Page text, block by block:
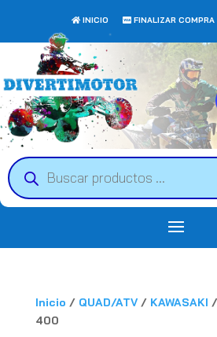
INICIO FINALIZAR COMPRA
Búsqueda
de
productos
Inicio / QUAD/ATV/ KAWASAKI /
400